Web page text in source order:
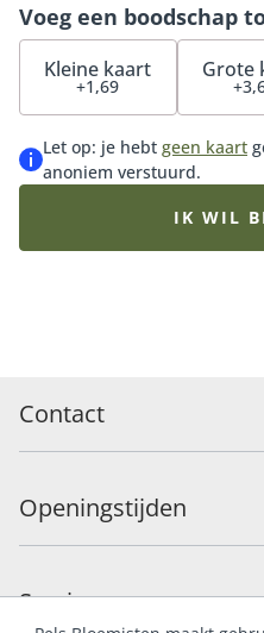
bloemen. Warm, liefdevol
van dit moment. Een
en een boeket waarmee
Voeg een boodschap
Kleine kaart
+1,69
Grote
Let op: je hebt geen kaart
anoniem verstuurd.
IK WIL
Contact
Openingstijden
Service